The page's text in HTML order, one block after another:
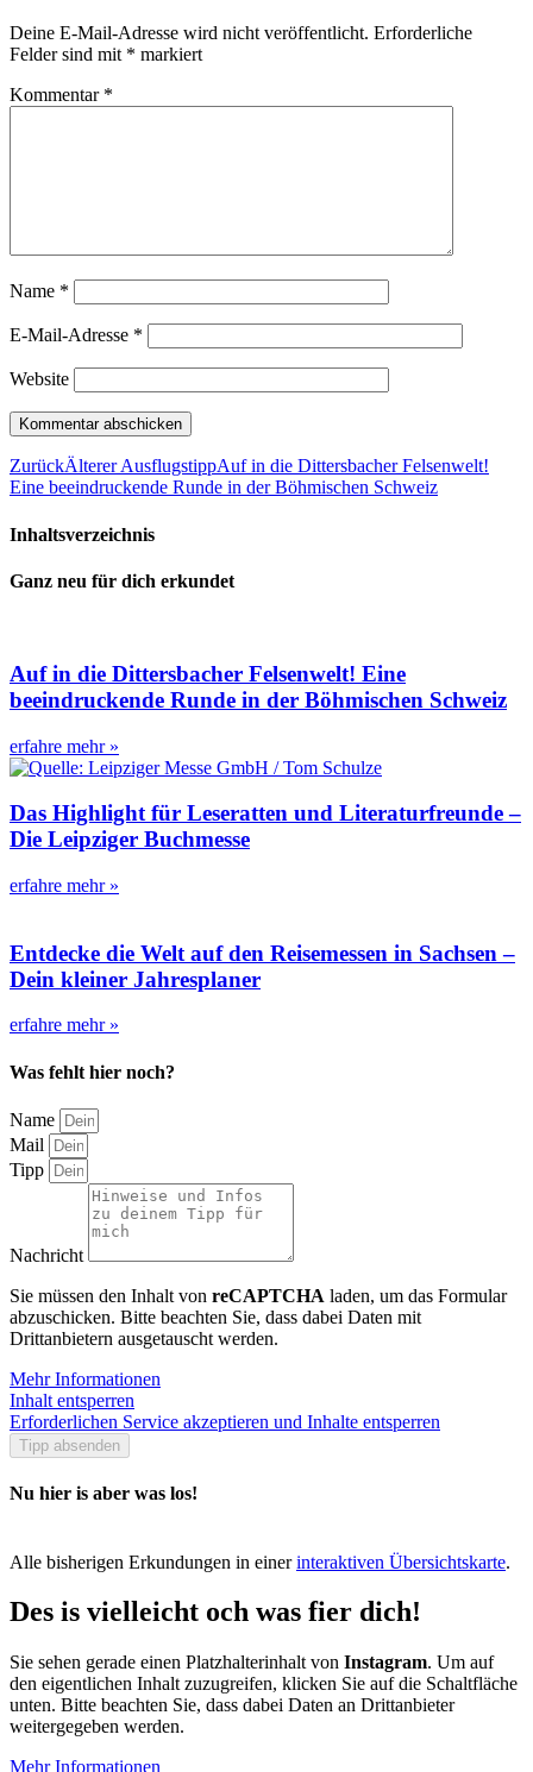
Deine E-Mail-Adresse wird nicht veröffentlicht. Erforderliche
Felder sind mit * markiert
Kommentar *
Name *
E-Mail-Adresse *
Website
ZurückÄlterer AusflugstippAuf in die Dittersbacher Felsenwelt!
Eine beeindruckende Runde in der Böhmischen Schweiz
Inhaltsverzeichnis
Ganz neu für dich erkundet
Auf in die Dittersbacher Felsenwelt! Eine
beeindruckende Runde in der Böhmischen Schweiz
erfahre mehr »
Das Highlight für Leseratten und Literaturfreunde –
Die Leipziger Buchmesse
erfahre mehr »
Entdecke die Welt auf den Reisemessen in Sachsen –
Dein kleiner Jahresplaner
erfahre mehr »
Was fehlt hier noch?
Name
Mail
Tipp
Nachricht
Sie müssen den Inhalt von reCAPTCHA laden, um das Formular
abzuschicken. Bitte beachten Sie, dass dabei Daten mit
Drittanbietern ausgetauscht werden.
Mehr Informationen
Inhalt entsperren
Erforderlichen Service akzeptieren und Inhalte entsperren
Tipp absenden
Nu hier is aber was los!
Alle bisherigen Erkundungen in einerinteraktiven Übersichtskarte.
Des is vielleicht och was fier dich!
Sie sehen gerade einen Platzhalterinhalt von Instagram. Um auf
den eigentlichen Inhalt zuzugreifen, klicken Sie auf die Schaltfläche
unten. Bitte beachten Sie, dass dabei Daten an Drittanbieter
weitergegeben werden.
Mehr Informationen